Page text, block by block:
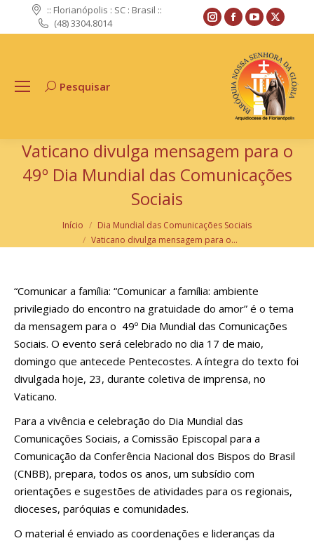
:: Florianópolis : SC : Brasil ::
(48) 3304.8014
Instagram
page
new
window
Facebook
page
opens
in
new
window
YouTube
page
opens
in
new
window
X
page
in
new
Search:Pesquisar
Vaticano divulga mensagem para o
49º Dia Mundial das Comunicações
Sociais
Você está aqui:
Início
Dia Mundial das Comunicações Sociais
Vaticano divulga mensagem para o…
“Comunicar a família: “Comunicar a família: ambiente
privilegiado do encontro na gratuidade do amor” é o tema
da mensagem para o 49º Dia Mundial das Comunicações
Sociais. O evento será celebrado no dia 17 de maio,
domingo que antecede Pentecostes. A íntegra do texto foi
divulgada hoje, 23, durante coletiva de imprensa, no
Vaticano.
Para a vivência e celebração do Dia Mundial das
Comunicações Sociais, a Comissão Episcopal para a
Comunicação da Conferência Nacional dos Bispos do Brasil
(CNBB), prepara, todos os anos, um subsídio com
orientações e sugestões de atividades para os regionais,
dioceses, paróquias e comunidades.
O material é enviado as coordenações e lideranças da